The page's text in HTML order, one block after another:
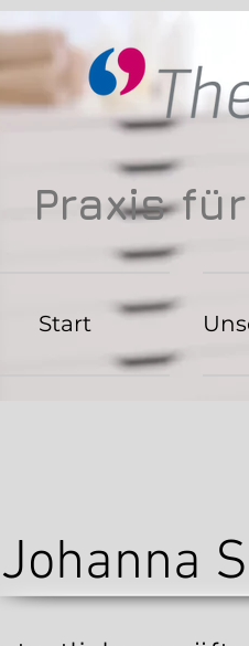
Praxis
Start
Johanna